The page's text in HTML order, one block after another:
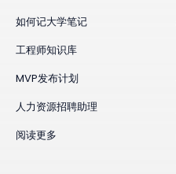
如何记大学笔记
工程师知识库
MVP发布计划
人力资源招聘助理
阅读更多